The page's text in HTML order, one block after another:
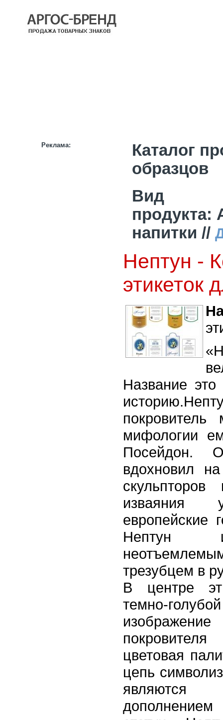
Реклама:
Каталог
образцов
Вид
продукта:
напитки //
Нептун -
этикеток
Название это
мифологии
Посейдон.
вдохновил
изваяния
европейские
Нептун
трезубцем в
В центре
темно-
цветовая
цепь
являются